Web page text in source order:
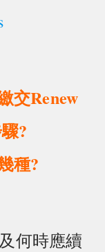
交Renew
?
種?
何時應續